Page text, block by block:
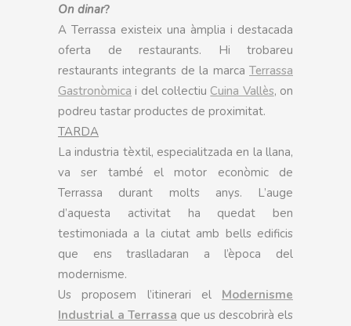
On dinar?
A Terrassa existeix una àmplia i destacada
oferta de restaurants. Hi trobareu
restaurants integrants de la marca Terrassa
Gastronòmica i del col·lectiuCuina Vallès, on
podreu tastar productes de proximitat.
TARDA
La industria tèxtil, especialitzada en la llana,
va ser també el motor econòmic de
Terrassa durant molts anys. L’auge
d’aquesta activitat ha quedat ben
testimoniada a la ciutat amb bells edificis
que ens traslladaran a l’època del
modernisme.
Us proposem l’itinerari el Modernisme
Industrial a Terrassa que us descobrirà els